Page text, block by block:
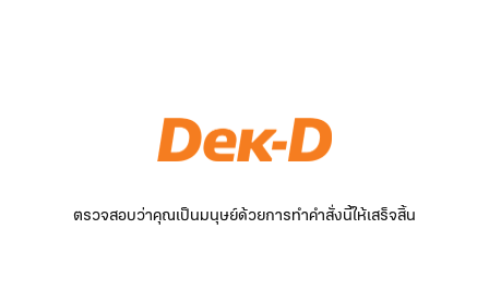
ตรวจสอบว่าคุณเป็นมนุษย์ด้วยการทำคำสั่งนี้ให้เสร็จสิ้น